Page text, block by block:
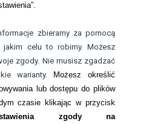
zbieramy za pomocą
celu to robimy. Możesz
zgody. Nie musisz zgadzać
warianty.
Możesz określić
lub dostępu do plików
czasie klikając w przycisk
zgody na